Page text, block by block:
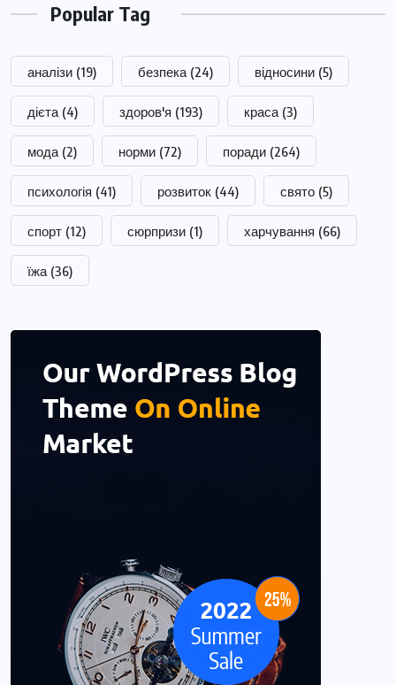
Popular Tag
аналізи (19) безпека (24) відносини (5)
дієта (4) здоров'я (193) краса (3)
мода (2) норми (72) поради (264)
психологія (41) розвиток (44) свято (5)
спорт (12) сюрпризи (1) харчування (66)
їжа (36)